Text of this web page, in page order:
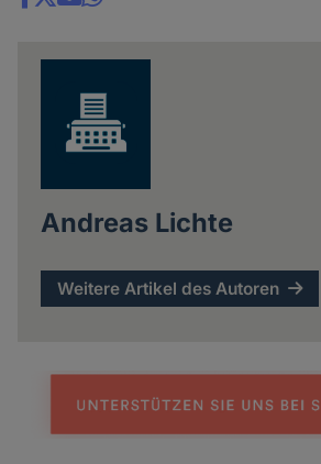
Share
Andreas Lichte
Weitere Artikel des Autoren